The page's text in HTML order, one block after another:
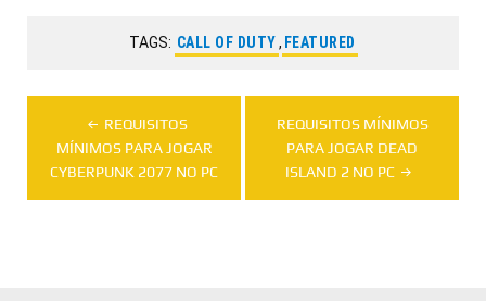
TAGS: CALL OF DUTY, FEATURED
Navegação
de
Post
REQUISITOS
MÍNIMOS PARA JOGAR
CYBERPUNK 2077 NO PC
REQUISITOS MÍNIMOS
PARA JOGAR DEAD
ISLAND 2 NO PC